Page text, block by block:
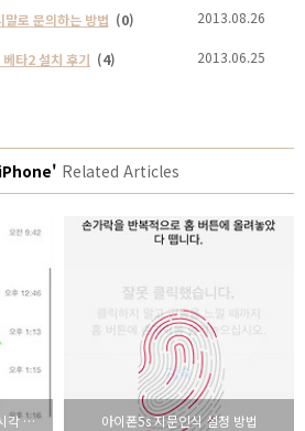
로 문의하는 방법 (0) 2013.08.26
타2 설치 후기 (4) 2013.06.25
Related Articles
아이폰 문자 메시지 수신 발신 시각 확인 방법 아이폰5s 지문인식 설정 방법